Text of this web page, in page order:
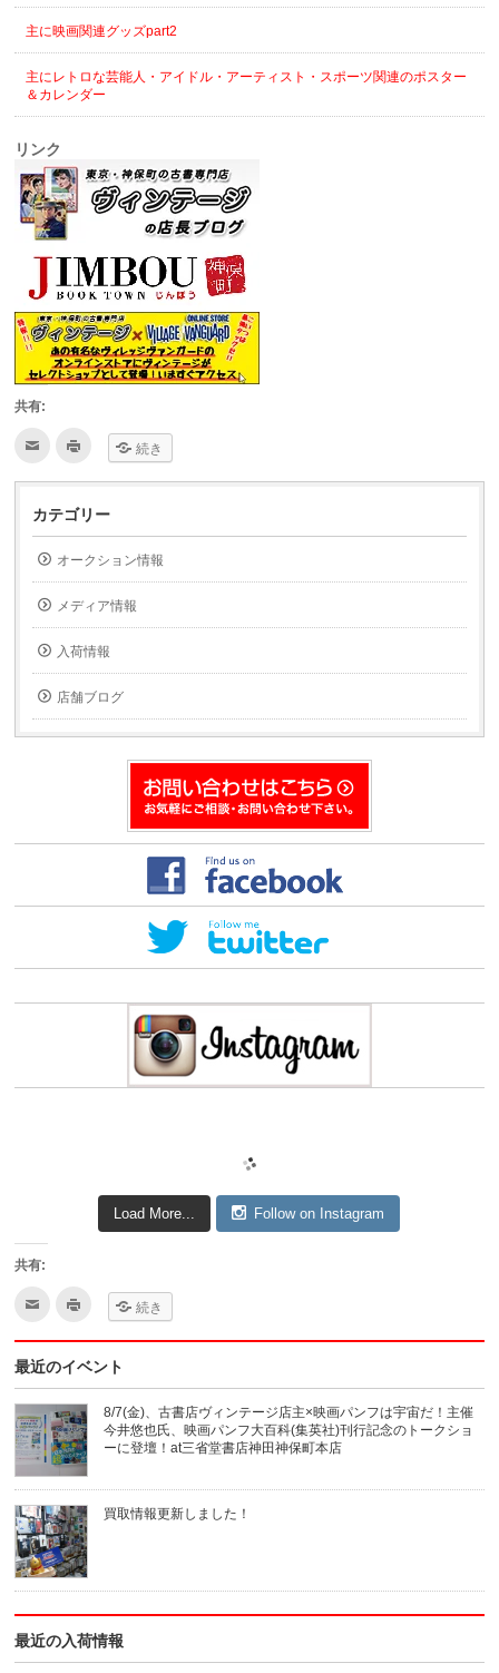
主に映画関連グッズpart2
主にレトロな芸能人・アイドル・アーティスト・スポーツ関連のポスター
＆カレンダー
リンク
共有:
ク
て
友
達
へ
メ
で
送
信
(新
し
い
ィ
ド
ウ
ク
て
印
刷
し
ィ
ン
ド
ウ
で
開
ま
す)
続き
カテゴリー
オークション情報
メディア情報
入荷情報
店舗ブログ
Load More... Follow on Instagram
共有:
ク
し
て
達
へ
メ
ー
ル
で
送
信
(新
し
い
ウ
ィ
ン
ド
ウ
開
き
ま
す)
ク
て
刷
(新
し
い
ウ
ィ
ン
ド
ウ
で
開
き
ま
す)
続き
最近のイベント
8/7(金)、古書店ヴィンテージ店主×映画パンフは宇宙だ！主催
今井悠也氏、映画パンフ大百科(集英社)刊行記念のトークショ
ーに登壇！at三省堂書店神田神保町本店
買取情報更新しました！
最近の入荷情報